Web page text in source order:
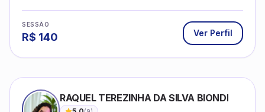
SESSÃO
R$ 140 Ver Perfil
RAQUEL TEREZINHA DA SILVA BIONDI